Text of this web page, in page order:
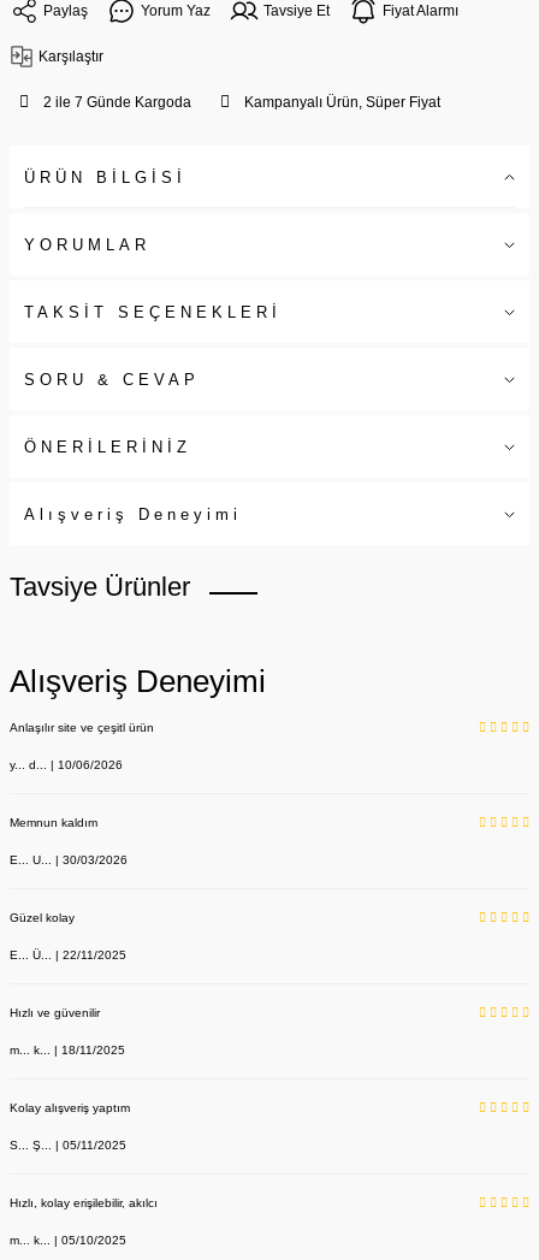
Paylaş Yorum Yaz Tavsiye Et Fiyat Alarmı
Karşılaştır
2 ile 7 Günde Kargoda Kampanyalı Ürün, Süper Fiyat
ÜRÜN BİLGİSİ
YORUMLAR
TAKSİT SEÇENEKLERİ
SORU & CEVAP
ÖNERİLERİNİZ
Alışveriş Deneyimi
Tavsiye Ürünler
Alışveriş Deneyimi
Anlaşılır site ve çeşitl ürün
y... d... | 10/06/2026
Memnun kaldım
E... U... | 30/03/2026
Güzel kolay
E... Ü... | 22/11/2025
Hızlı ve güvenilir
m... k... | 18/11/2025
Kolay alışveriş yaptım
S... Ş... | 05/11/2025
Hızlı, kolay erişilebilir, akılcı
m... k... | 05/10/2025